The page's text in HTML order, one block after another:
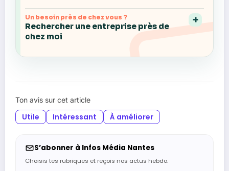
Un besoin près de chez vous ?
Rechercher une entreprise près de
chez moi
Ton avis sur cet article
Utile Intéressant À améliorer
S’abonner à Infos Média Nantes
Choisis tes rubriques et reçois nos actus hebdo.